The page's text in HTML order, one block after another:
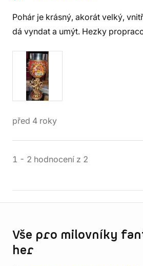
Pohár je krásný, akorát velký,
dá vyndat a umýt. Hezky
před 4 roky
1 - 2 hodnocení z 2
Vše pro milovníky
her